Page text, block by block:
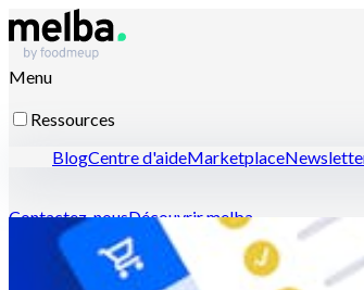
Menu
Ressources
BlogCentre d'aideMarketplace
Contactez-nousDécouvrir melba